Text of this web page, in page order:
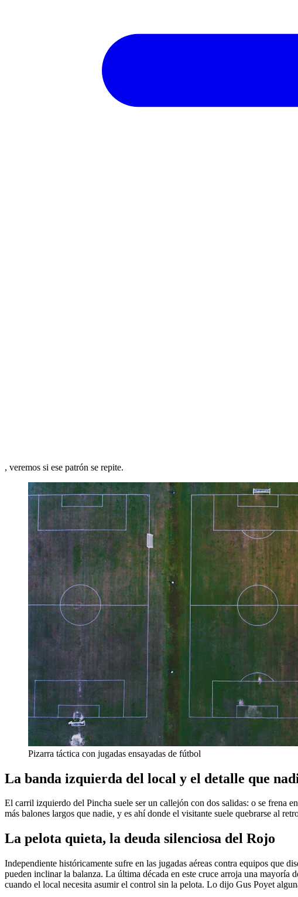
, veremos si ese patrón se repite.
Pizarra táctica con jugadas ensayadas de fútbol
La banda izquierda del local y el detalle que
El carril izquierdo del Pincha suele ser un callejón con dos salidas: o se frena
más balones largos que nadie, y es ahí donde el visitante suele quebrarse al
La pelota quieta, la deuda silenciosa del Rojo
Independiente históricamente sufre en las jugadas aéreas contra equipos que
pueden inclinar la balanza. La última década en este cruce arroja una mayoría
cuando el local necesita asumir el control sin la pelota. Lo dijo Gus Poyet